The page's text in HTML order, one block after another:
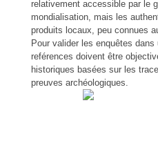
relativement accessible par le
mondialisation, mais les
produits locaux, peu connues
Pour valider les enquêtes
reférences doivent être
historiques basées sur les
preuves archéologiques.